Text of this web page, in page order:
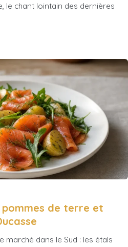
le chant lointain des dernières
de terre et
marché dans le Sud : les étals